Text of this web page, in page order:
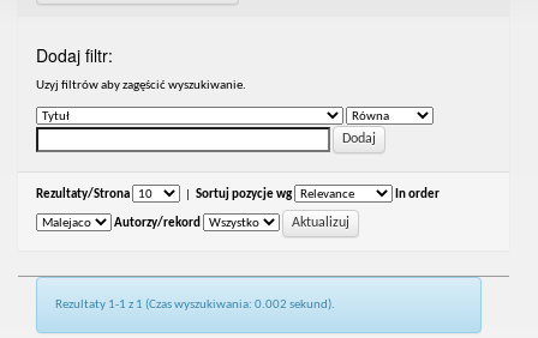
Dodaj filtr:
Uzyj filtrów aby zagęścić wyszukiwanie.
Rezultaty/Strona Sortuj pozycje wg In order
Autorzy/rekord
Rezultaty 1-1 z 1 (Czas wyszukiwania: 0.002 sekund).